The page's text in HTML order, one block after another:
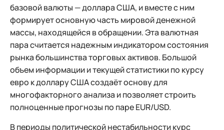
базовой валюты — доллара США, и вместе с ним
формирует основную часть мировой денежной
массы, находящейся в обращении. Эта валютная
пара считается надежным индикатором состояния
рынка большинства торговых активов. Большой
объем информации и текущей статистики по курсу
евро к доллару США создаёт основу для
многофакторного анализа и позволяет строить
полноценные прогнозы по паре EUR/USD.
В периоды политической нестабильности курс